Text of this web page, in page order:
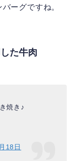
ーグですね。
た牛肉
焼き♪
18日